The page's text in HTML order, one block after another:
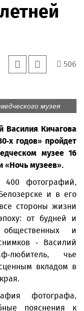
506
музея
Василия Кичагова
х годов» пройдет
музее 16
«Ночь музеев».
400 фотографий,
и в его
стороны жизни
от будней и
и
- Василий
любитель, чье
вкладом в
фотографа,
пояснения к